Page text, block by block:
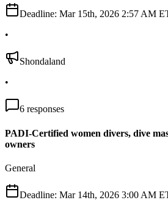
Deadline: Mar 15th, 2026 2:57 AM
•
Shondaland
•
6 responses
PADI-Certified women divers, dive
owners
General
Deadline: Mar 14th, 2026 3:00 AM